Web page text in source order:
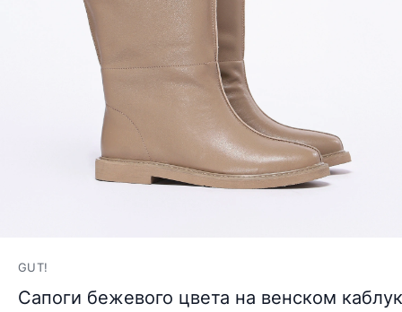
GUT!
Сапоги бежевого цвета на венском